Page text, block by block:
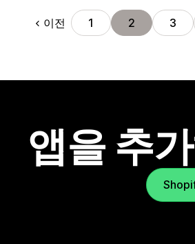
이전 1 2 3
앱을 추